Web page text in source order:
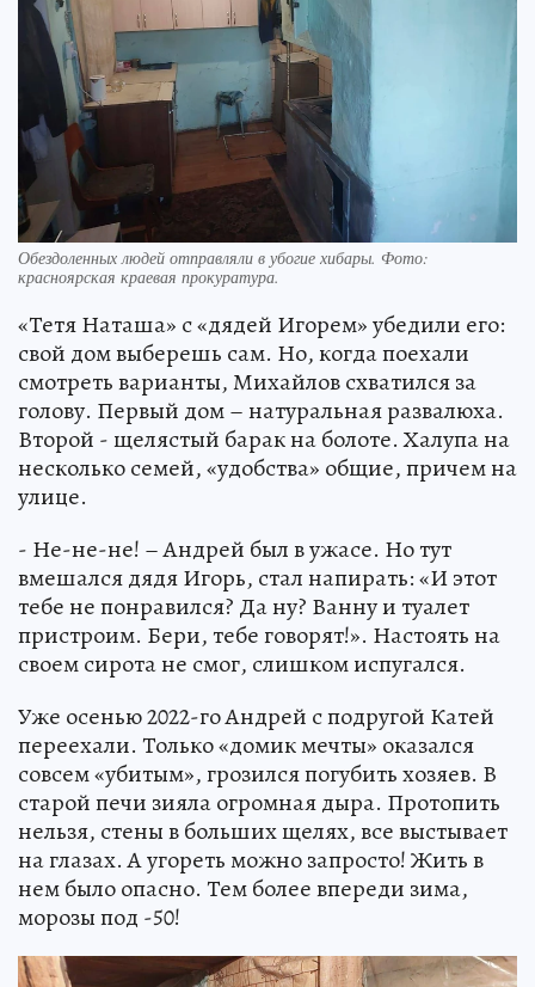
Обездоленных людей отправляли в убогие хибары. Фото:
красноярская краевая прокуратура.
«Тетя Наташа» с «дядей Игорем» убедили его:
свой дом выберешь сам. Но, когда поехали
смотреть варианты, Михайлов схватился за
голову. Первый дом – натуральная развалюха.
Второй - щелястый барак на болоте. Халупа на
несколько семей, «удобства» общие, причем на
улице.
- Не-не-не! – Андрей был в ужасе. Но тут
вмешался дядя Игорь, стал напирать: «И этот
тебе не понравился? Да ну? Ванну и туалет
пристроим. Бери, тебе говорят!». Настоять на
своем сирота не смог, слишком испугался.
Уже осенью 2022-го Андрей с подругой Катей
переехали. Только «домик мечты» оказался
совсем «убитым», грозился погубить хозяев. В
старой печи зияла огромная дыра. Протопить
нельзя, стены в больших щелях, все выстывает
на глазах. А угореть можно запросто! Жить в
нем было опасно. Тем более впереди зима,
морозы под -50!